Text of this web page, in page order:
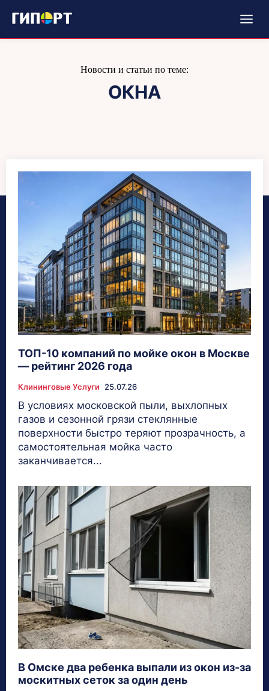
Новости и статьи по теме:
ОКНА
ТОП-10 компаний по мойке окон в Москве
— рейтинг 2026 года
Клининговые Услуги 25.07.26
В условиях московской пыли, выхлопных
газов и сезонной грязи стеклянные
поверхности быстро теряют прозрачность, а
самостоятельная мойка часто
заканчивается...
В Омске два ребенка выпали из окон из-за
москитных сеток за один день